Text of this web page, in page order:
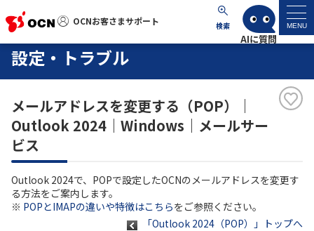
OCNお客さまサポート 検索 MENU
OCNお客さまサポート
サポートトップ
よくあるご質問
設定・トラブル
メールアドレスを変更する（POP）｜
Outlook 2024｜Windows｜メールサー
ビス
Outlook 2024で、POPで設定したOCNのメールアドレスを変更す
る方法をご案内します。
※ POPとIMAPの違いや特徴はこちらをご参照ください。
「Outlook 2024（POP）」トップへ